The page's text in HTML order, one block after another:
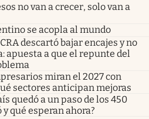
no van a crecer, solo van a
se acopla al mundo
descartó bajar encajes y no
apuesta a que el repunte del
miran el 2027 con
sectores anticipan mejoras
quedó a un paso de los 450
qué esperan ahora?